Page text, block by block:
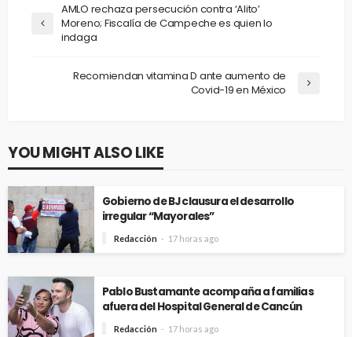
AMLO rechaza persecución contra ‘Alito’
Moreno; Fiscalía de Campeche es quien lo
indaga
Recomiendan vitamina D ante aumento de
Covid-19 en México
YOU MIGHT ALSO LIKE
Gobierno de BJ clausura el desarrollo
irregular “Mayorales”
Redacción 17 horas ago
Pablo Bustamante acompaña a familias
afuera del Hospital General de Cancún
Redacción 17 horas ago